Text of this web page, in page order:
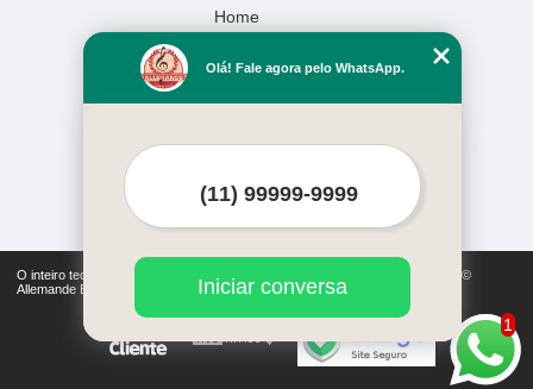
Home
Missão
O inteiro teor deste site está sujeito à proteção de direitos autorais. Copyright©
Allemande Escola de Música (Lei 9610 de 19/02/1998)
1
Olá! Fale agora pelo WhatsApp.
Iniciar conversa